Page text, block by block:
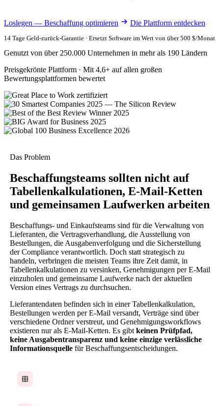
Loslegen — Beschaffung optimieren Die Plattform entdecken
14 Tage Geld-zurück-Garantie · Ersetzt Software im Wert von über 500 $/Monat
Genutzt von über 250.000 Unternehmen in mehr als 190 Ländern
Preisgekrönte Plattform · Mit 4,6+ auf allen großen
Bewertungsplattformen bewertet
Das Problem
Beschaffungsteams sollten nicht auf
Tabellenkalkulationen, E-Mail-Ketten
und gemeinsamen Laufwerken arbeiten
Beschaffungs- und Einkaufsteams sind für die Verwaltung von
Lieferanten, die Vertragsverhandlung, die Ausstellung von
Bestellungen, die Ausgabenverfolgung und die Sicherstellung
der Compliance verantwortlich. Doch statt strategisch zu
handeln, verbringen die meisten Teams ihre Zeit damit, in
Tabellenkalkulationen zu versinken, Genehmigungen per E-Mail
einzuholen und gemeinsame Laufwerke nach der aktuellen
Version eines Vertrags zu durchsuchen.
Lieferantendaten befinden sich in einer Tabellenkalkulation,
Bestellungen werden per E-Mail versandt, Verträge sind über
verschiedene Ordner verstreut, und Genehmigungsworkflows
existieren nur als E-Mail-Ketten. Es gibt keinen Prüfpfad,
keine Ausgabentransparenz und keine einzige verlässliche
Informationsquelle für Beschaffungsentscheidungen.